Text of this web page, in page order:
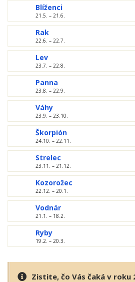
Blíženci
21.5. – 21.6.
Rak
22.6. – 22.7.
Lev
23.7. – 22.8.
Panna
23.8. – 22.9.
Váhy
23.9. – 23.10.
Škorpión
24.10. – 22.11.
Strelec
23.11. – 21.12.
Kozorožec
22.12. – 20.1.
Vodnár
21.1. – 18.2.
Ryby
19.2. – 20.3.
Zistite, čo Vás čaká v roku